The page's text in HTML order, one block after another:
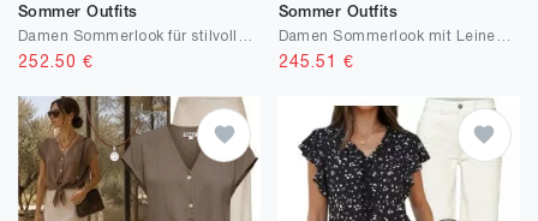
Sommer Outfits
252.50 €
Sommer Outfits
245.51 €